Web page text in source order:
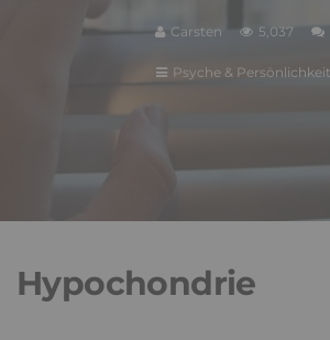
Carsten 5,037
Psyche & Persönlichkeit
Hypochondrie